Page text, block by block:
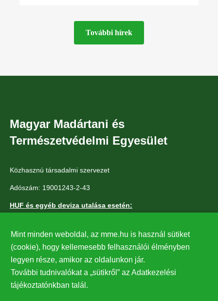
További hírek
Magyar Madártani és
Természetvédelmi Egyesület
Közhasznú társadalmi szervezet
Adószám: 19001243-2-43
HUF és egyéb deviza utalása esetén:
IBAN: HU21 11712004-20249829-00000000
EUR utalása esetén
Központi EUR bankszámlaszám:
11763127-17460884
Központi EUR IBAN szám:
Mint minden weboldal, az mme.hu is használ sütiket
(cookie), hogy kellemesebb felhasználói élményben
legyen része, amikor az oldalunkon jár.
További tudnivalókat a „sütikről” az Adatkezelési
tájékoztatónkban talál.